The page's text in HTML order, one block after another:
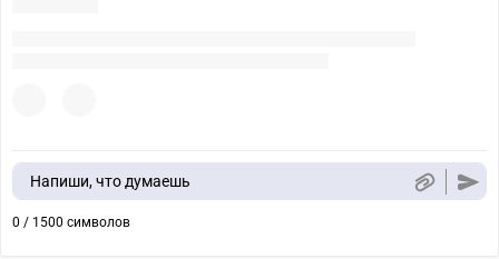
Напиши, что думаешь
0 / 1500 символов